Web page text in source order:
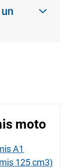
moto
A1
125 cm3)